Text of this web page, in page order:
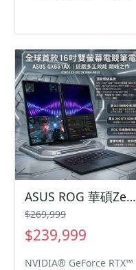
ASUS ROG 華碩Zephyrus Duo 16 16吋電競筆電灰(Ultra 9 386H/64G/2TB/GeForce RTX5090/W11/GX651AX-0022B386H-NBLO)
$269,999
$239,999
NVIDIA® GeForce RTX™